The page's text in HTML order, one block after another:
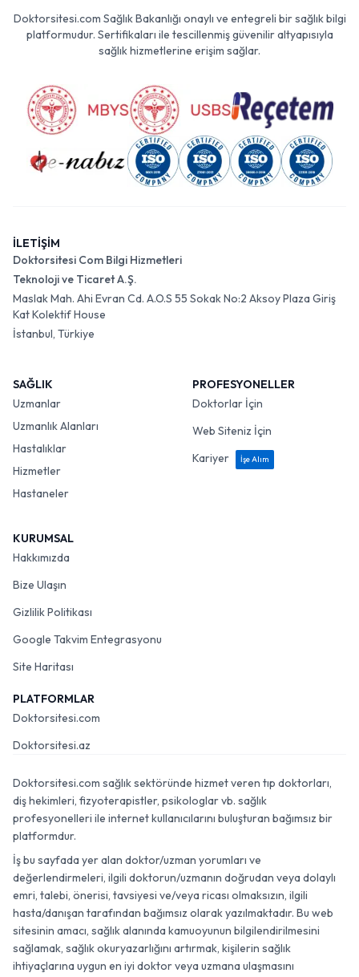
Doktorsitesi.com Sağlık Bakanlığı onaylı ve entegreli bir sağlık bilgi
platformudur. Sertifikaları ile tescillenmiş güvenilir altyapısıyla
sağlık hizmetlerine erişim sağlar.
İLETİŞİM
Doktorsitesi Com Bilgi Hizmetleri
Teknoloji ve Ticaret A.Ş.
Maslak Mah. Ahi Evran Cd. A.O.S 55 Sokak No:2 Aksoy Plaza Giriş
Kat Kolektif House
İstanbul, Türkiye
SAĞLIK
Uzmanlar
Uzmanlık Alanları
Hastalıklar
Hizmetler
Hastaneler
PROFESYONELLER
Doktorlar İçin
Web Siteniz İçin
Kariyer
İşe Alım
KURUMSAL
Hakkımızda
Bize Ulaşın
Gizlilik Politikası
Google Takvim Entegrasyonu
Site Haritası
PLATFORMLAR
Doktorsitesi.com
Doktorsitesi.az
Doktorsitesi.com sağlık sektöründe hizmet veren tıp doktorları,
diş hekimleri, fizyoterapistler, psikologlar vb. sağlık
profesyonelleri ile internet kullanıcılarını buluşturan bağımsız bir
platformdur.
İş bu sayfada yer alan doktor/uzman yorumları ve
değerlendirmeleri, ilgili doktorun/uzmanın doğrudan veya dolaylı
emri, talebi, önerisi, tavsiyesi ve/veya ricası olmaksızın, ilgili
hasta/danışan tarafından bağımsız olarak yazılmaktadır. Bu web
sitesinin amacı, sağlık alanında kamuoyunun bilgilendirilmesini
sağlamak, sağlık okuryazarlığını artırmak, kişilerin sağlık
ihtiyaçlarına uygun en iyi doktor veya uzmana ulaşmasını